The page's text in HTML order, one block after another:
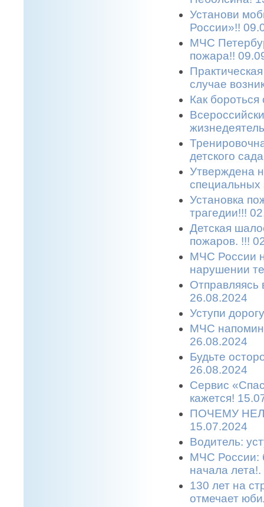
Установи
России»!!
МЧС
пожара!!
случае
Как
детского
Утверждена
специальных
Установка
трагедии!!!
Детская
пожаров. !!!
МЧС России
нарушении
Отправляясь
26.08.2024
Уступи
МЧС
26.08.2024
Будьте
26.08.2024
Сервис
кажется!
ПОЧЕМУ
15.07.2024
Водитель:
МЧС России:
начала
130 лет на
отмечает